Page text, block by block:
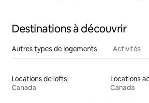
Destinations à découvrir
Autres types de logements Activités
Locations de lofts
Canada
Canada